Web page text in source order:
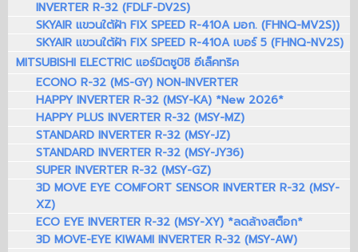
INVERTER R-32 (FDLF-DV2S)
SKYAIR แขวนใต้ฝ้า FIX SPEED R-410A มอก. (FHNQ-MV2S))
SKYAIR แขวนใต้ฝ้า FIX SPEED R-410A เบอร์ 5 (FHNQ-NV2S)
MITSUBISHI ELECTRIC แอร์มิตซูบิชิ อีเล็คทริค
ECONO R-32 (MS-GY) NON-INVERTER
HAPPY INVERTER R-32 (MSY-KA) *New 2026*
HAPPY PLUS INVERTER R-32 (MSY-MZ)
STANDARD INVERTER R-32 (MSY-JZ)
STANDARD INVERTER R-32 (MSY-JY36)
SUPER INVERTER R-32 (MSY-GZ)
3D MOVE EYE COMFORT SENSOR INVERTER R-32 (MSY-
XZ)
ECO EYE INVERTER R-32 (MSY-XY) *ลดล้างสต็อก*
3D MOVE-EYE KIWAMI INVERTER R-32 (MSY-AW)